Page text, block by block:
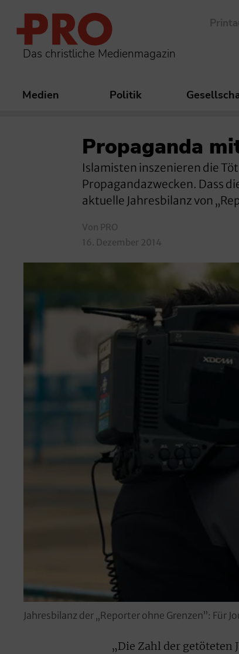
Das christliche Medienmagazin
Medien Politik
Propaganda
Islamisten inszenieren die
Propagandazwecken. Dass
aktuelle Jahresbilanz von
Von PRO
16. Dezember 2014
Jahresbilanz der „Reporter ohne Grenzen”: Für
„Die Zahl der